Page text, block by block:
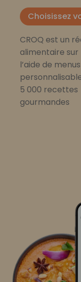
Choisissez
CROQ est un
alimentaire sur
l’aide de menus
5 000 recettes
gourmandes